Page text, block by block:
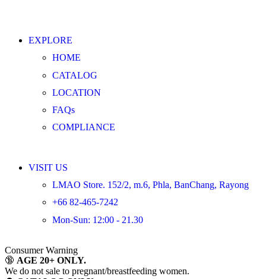
EXPLORE
HOME
CATALOG
LOCATION
FAQs
COMPLIANCE
VISIT US
LMAO Store. 152/2, m.6, Phla, BanChang, Rayong
+66 82-465-7242
Mon-Sun: 12:00 - 21.30
Consumer Warning
🔞 AGE 20+ ONLY.
We do not sale to pregnant/breastfeeding women.